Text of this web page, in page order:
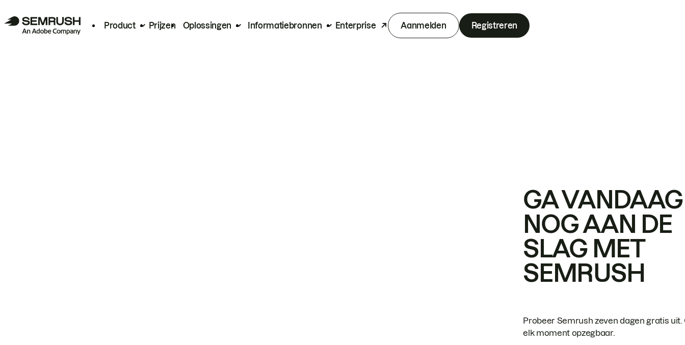
Product Prijzen Oplossingen Informatiebronnen Enterprise Aanmelden Registreren
GA VANDAAG
NOG AAN DE
SLAG MET
SEMRUSH
Probeer Semrush zeven dagen gratis uit.
elk moment opzegbaar.